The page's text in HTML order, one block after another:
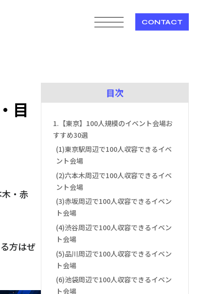
CONTACT
目
・赤
方はぜ
目次
1.【東京】100人規模のイベント会場お
すすめ30選
(1)東京駅周辺で100人収容できるイベ
ント会場
(2)六本木周辺で100人収容できるイベ
ント会場
(3)赤坂周辺で100人収容できるイベン
ト会場
(4)渋谷周辺で100人収容できるイベン
ト会場
(5)品川周辺で100人収容できるイベン
ト会場
(6)池袋周辺で100人収容できるイベン
ト会場